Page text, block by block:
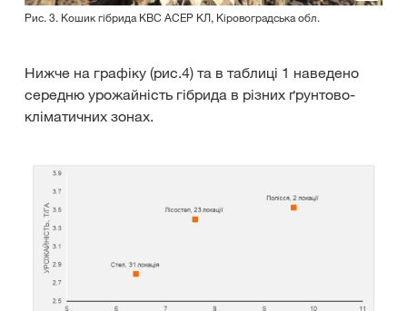
Рис. 3. Кошик гібрида КВС АСЕР КЛ, Кіровоградська обл.
Нижче на графіку (рис.4) та в таблиці 1 наведено
середню урожайність гібрида в різних ґрунтово-
кліматичних зонах.